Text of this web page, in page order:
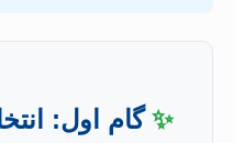
✨گام اول: